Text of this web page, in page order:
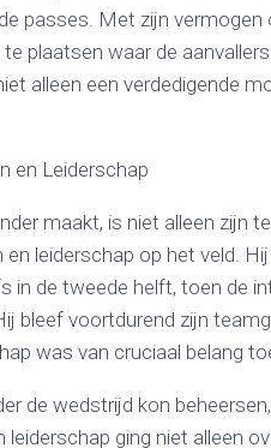
passes. Met zijn
plaatsen waar de
alleen een verdedigende
en Leiderschap
maakt, is niet alleen zijn
leiderschap op het veld.
in de tweede helft, toen de
bleef voortdurend zijn
was van cruciaal belang
de wedstrijd kon
leiderschap ging niet alleen